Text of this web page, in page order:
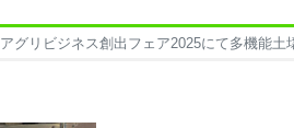
グリビジネス創出フェア2025にて多機能土